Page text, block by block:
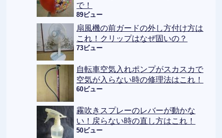
で！
89ビュー
扇風機の前ガードの外し方付け方は
これ！クリップはなぜ固いの？
73ビュー
自転車空気入れポンプがスカスカで
空気が入らない時の修理法はこれ！
60ビュー
霧吹きスプレーのレバーが動かな
い！戻らない時の直し方はこれ！
50ビュー